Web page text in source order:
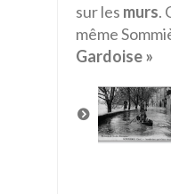
sur les murs.
même
Gardoise »